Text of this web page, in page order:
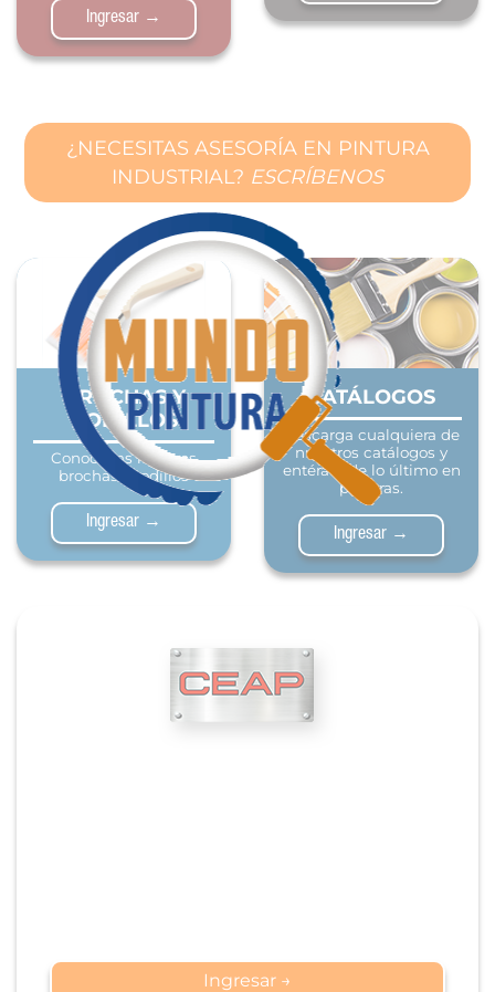
Ingresar →
¿NECESITAS ASESORÍA EN PINTURA
INDUSTRIAL? ESCRÍBENOS
BROCHAS Y
RODILLOS
Conoce las mejores
brochas y rodillos
Ingresar →
CATÁLOGOS
Descarga cualquiera de
nuestros catálogos y
entérate de lo último en
pinturas.
Ingresar →
Ingresar →